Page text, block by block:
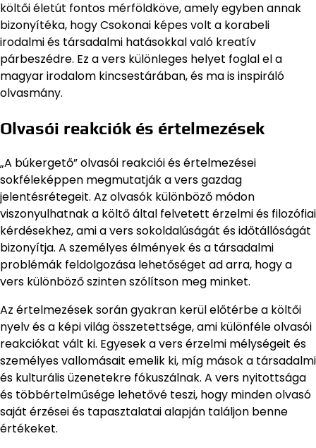
költői életút fontos mérföldköve, amely egyben annak
bizonyítéka, hogy Csokonai képes volt a korabeli
irodalmi és társadalmi hatásokkal való kreatív
párbeszédre. Ez a vers különleges helyet foglal el a
magyar irodalom kincsestárában, és ma is inspiráló
olvasmány.
Olvasói reakciók és értelmezések
„A búkergető” olvasói reakciói és értelmezései
sokféleképpen megmutatják a vers gazdag
jelentésrétegeit. Az olvasók különböző módon
viszonyulhatnak a költő által felvetett érzelmi és filozófiai
kérdésekhez, ami a vers sokoldalúságát és időtállóságát
bizonyítja. A személyes élmények és a társadalmi
problémák feldolgozása lehetőséget ad arra, hogy a
vers különböző szinten szólítson meg minket.
Az értelmezések során gyakran kerül előtérbe a költői
nyelv és a képi világ összetettsége, ami különféle olvasói
reakciókat vált ki. Egyesek a vers érzelmi mélységeit és
személyes vallomásait emelik ki, míg mások a társadalmi
és kulturális üzenetekre fókuszálnak. A vers nyitottsága
és többértelműsége lehetővé teszi, hogy minden olvasó
saját érzései és tapasztalatai alapján találjon benne
értékeket.